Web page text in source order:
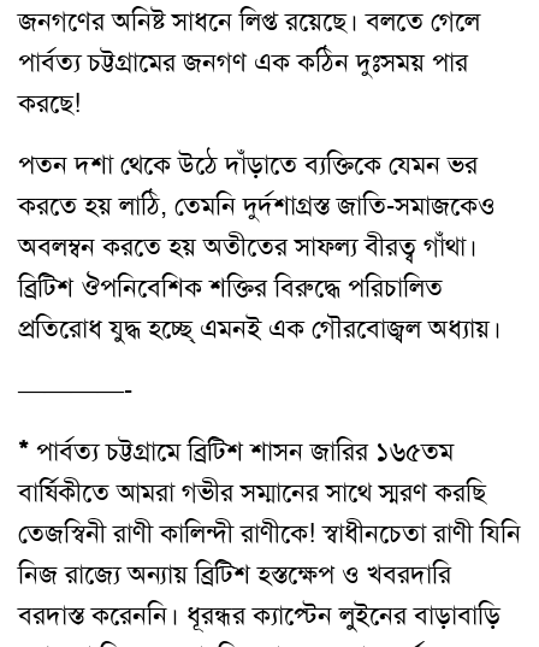
জনগণের অনিষ্ট সাধনে লিপ্ত রয়েছে। বলতে গেলে
পার্বত্য চট্টগ্রামের জনগণ এক কঠিন দুঃসময় পার
করছে!
পতন দশা থেকে উঠে দাঁড়াতে ব্যক্তিকে যেমন ভর
করতে হয় লাঠি, তেমনি দুর্দশাগ্রস্ত জাতি-সমাজকেও
অবলম্বন করতে হয় অতীতের সাফল্য বীরত্ব গাঁথা।
ব্রিটিশ ঔপনিবেশিক শক্তির বিরুদ্ধে পরিচালিত
প্রতিরোধ যুদ্ধ হচ্ছে্‌ এমনই এক গৌরবোজ্বল অধ্যায়।
————-
* পার্বত্য চট্টগ্রামে ব্রিটিশ শাসন জারির ১৬৫তম
বার্ষিকীতে আমরা গভীর সম্মানের সাথে স্মরণ করছি
তেজস্বিনী রাণী কালিন্দী রাণীকে! স্বাধীনচেতা রাণী যিনি
নিজ রাজ্যে অন্যায় ব্রিটিশ হস্তক্ষেপ ও খবরদারি
বরদাস্ত করেননি। ধূরন্ধর ক্যাপ্টেন লুইনের বাড়াবাড়ি